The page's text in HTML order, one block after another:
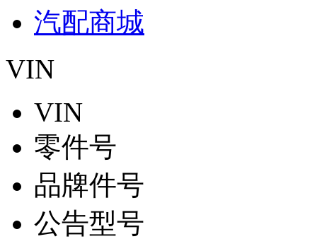
汽配商城
VIN
VIN
零件号
品牌件号
公告型号